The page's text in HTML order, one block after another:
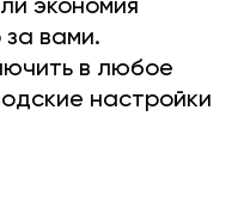
экономия
за вами.
в любое
настройки